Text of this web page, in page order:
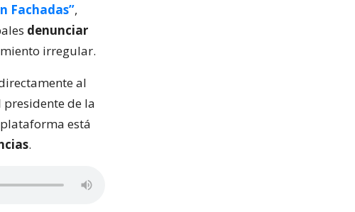
Fachadas”,
denunciar
irregular.
al
presidente de la
está
.